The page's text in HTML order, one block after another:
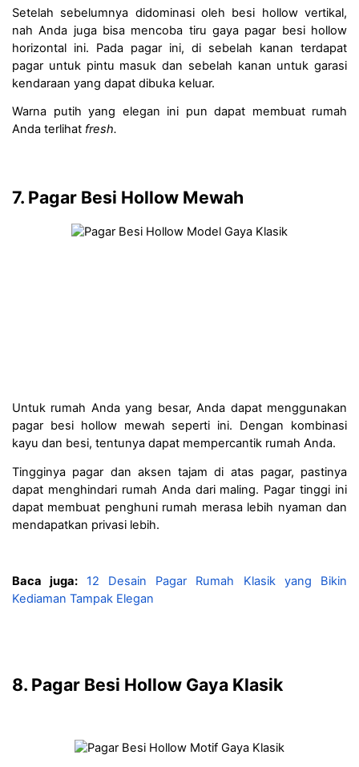
Setelah sebelumnya didominasi oleh besi hollow vertikal,
nah Anda juga bisa mencoba tiru gaya pagar besi hollow
horizontal ini. Pada pagar ini, di sebelah kanan terdapat
pagar untuk pintu masuk dan sebelah kanan untuk garasi
kendaraan yang dapat dibuka keluar.
Warna putih yang elegan ini pun dapat membuat rumah
Anda terlihat fresh.
7. Pagar Besi Hollow Mewah
Untuk rumah Anda yang besar, Anda dapat menggunakan
pagar besi hollow mewah seperti ini. Dengan kombinasi
kayu dan besi, tentunya dapat mempercantik rumah Anda.
Tingginya pagar dan aksen tajam di atas pagar, pastinya
dapat menghindari rumah Anda dari maling. Pagar tinggi ini
dapat membuat penghuni rumah merasa lebih nyaman dan
mendapatkan privasi lebih.
Baca juga: 12 Desain Pagar Rumah Klasik yang Bikin
Kediaman Tampak Elegan
8. Pagar Besi Hollow Gaya Klasik